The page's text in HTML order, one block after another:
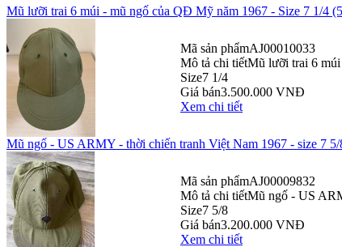
Mũ lưỡi trai 6 múi - mũ ngố của QĐ Mỹ năm 1967 - Size 7 1/4
Mã sản phẩmAJ00010033
Mô tả chi tiếtMũ lưỡi trai 6
Size7 1/4
Giá bán3.500.000 VNĐ
Xem chi tiết
Mũ ngố - US ARMY - thời chiến tranh Việt Nam 1967 - size 7 5/
Mã sản phẩmAJ00009832
Mô tả chi tiếtMũ ngố - US
Size7 5/8
Giá bán3.200.000 VNĐ
Xem chi tiết